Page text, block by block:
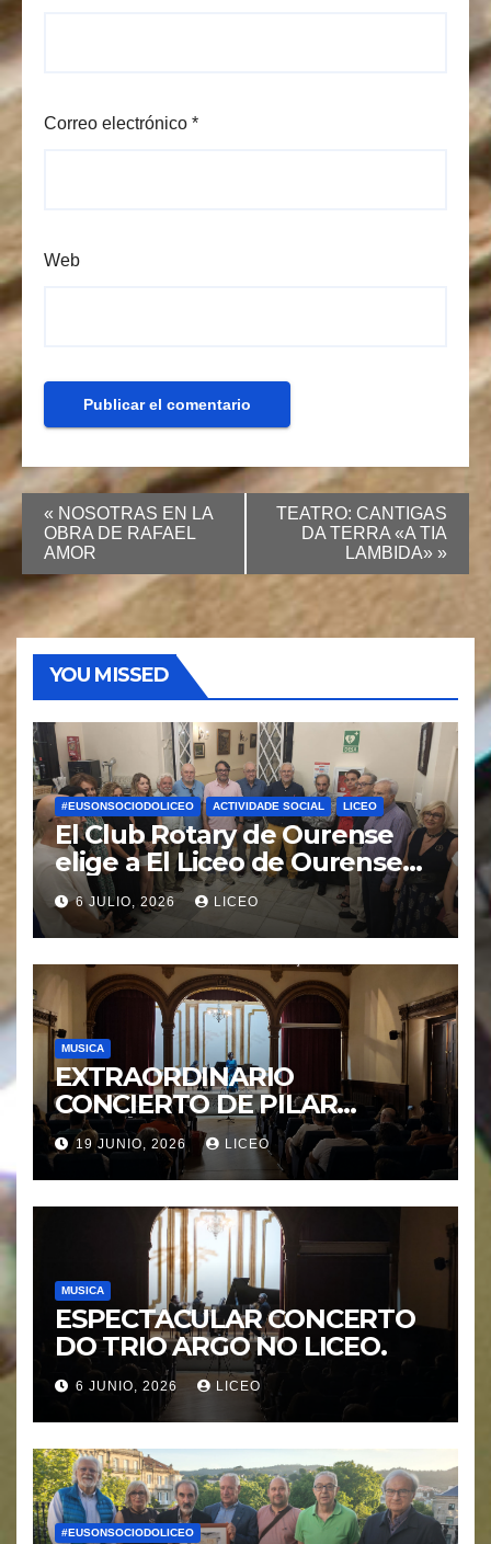
Correo electrónico *
Web
« NOSOTRAS EN LA
OBRA DE RAFAEL
AMOR
TEATRO: CANTIGAS
DA TERRA «A TIA
LAMBIDA» »
YOU MISSED
#EUSONSOCIODOLICEO ACTIVIDADE SOCIAL LICEO
El Club Rotary de Ourense
elige a El Liceo de Ourense
para la puesta en marcha del
proyecto “Ciudad Cardio
Protegida”.
6 JULIO, 2026 LICEO
MUSICA
EXTRAORDINARIO
CONCIERTO DE PILAR
MORÁGUEZ e ARABEL
MORÁGUEZ
19 JUNIO, 2026 LICEO
MUSICA
ESPECTACULAR CONCERTO
DO TRIO ARGO NO LICEO.
6 JUNIO, 2026 LICEO
#EUSONSOCIODOLICEO